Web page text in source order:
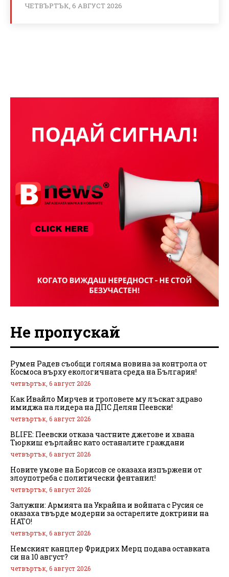
ЧЕТВЪРТЪК, 6 АВГУСТ 2026
Не пропускай
Румен Радев съобщи голяма новина за контрола от
Космоса върху екологичната среда на България!
четвъртък, 6 август 2026
Как Ивайло Мирчев и троловете му лъскат здраво
имиджа на лидера на ДПС Делян Пеевски!
четвъртък, 6 август 2026
BLIFE: Пеевски отказа частните джетове и хвана
Тюркиш еърлайнс като останалите граждани
четвъртък, 6 август 2026
Новите умове на Борисов се оказаха изпържени от
злоупотреба с политически фентанил!
четвъртък, 6 август 2026
Залужни: Армията на Украйна и войната с Русия се
оказаха твърде модерни за остарелите доктрини на
НАТО!
четвъртък, 6 август 2026
Немският канцлер Фридрих Мерц подава оставката
си на 10 август?
четвъртък, 6 август 2026